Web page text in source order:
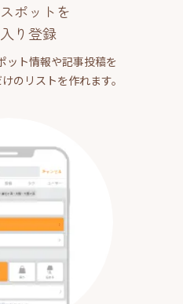
ポットを
り登録
ット情報や記事投稿を
のリストを作れます。